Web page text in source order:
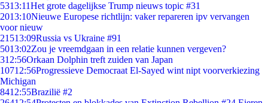
5313:11Het grote dagelijkse Trump nieuws topic #31
2013:10Nieuwe Europese richtlijn: vaker repareren ipv vervangen
voor nieuw
21513:09Russia vs Ukraine #91
5013:02Zou je vreemdgaan in een relatie kunnen vergeven?
312:56Orkaan Dolphin treft zuiden van Japan
10712:56Progressieve Democraat El-Sayed wint nipt voorverkiezing
Michigan
8412:55Brazilië #2